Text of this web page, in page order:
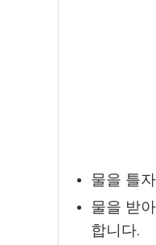
물을 틀
물을 받
합니다.